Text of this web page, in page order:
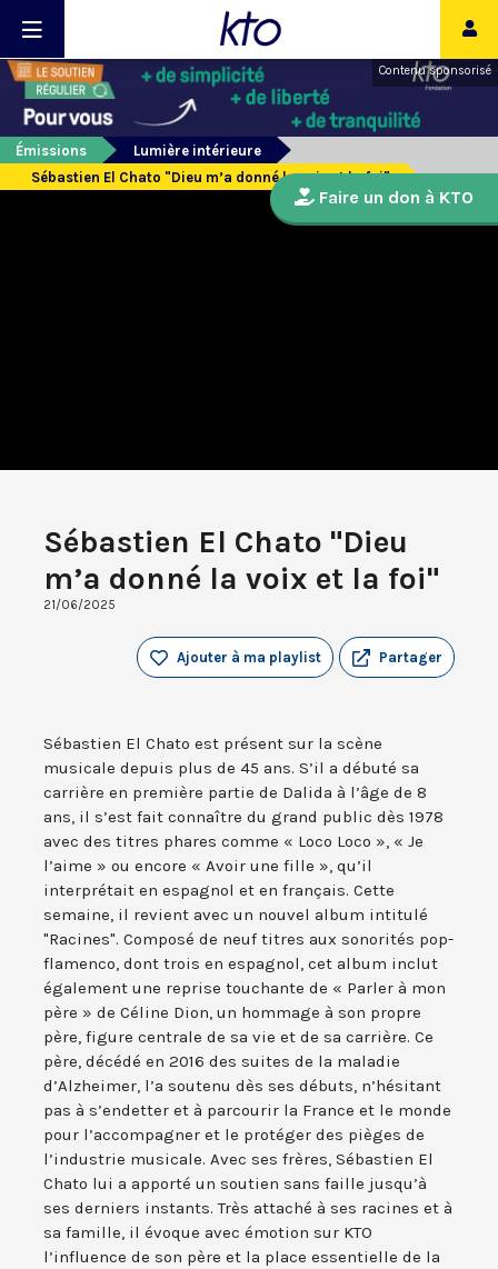
Contenu sponsorisé
Émissions
Lumière intérieure
Sébastien El Chato "Dieu m’a donné la voix et la foi"
Sébastien El Chato "Dieu
m’a donné la voix et la foi"
21/06/2025
Partager
Ajouter à ma playlist
Sébastien El Chato est présent sur la scène
musicale depuis plus de 45 ans. S’il a débuté sa
carrière en première partie de Dalida à l’âge de 8
ans, il s’est fait connaître du grand public dès 1978
avec des titres phares comme « Loco Loco », « Je
l’aime » ou encore « Avoir une fille », qu’il
interprétait en espagnol et en français. Cette
semaine, il revient avec un nouvel album intitulé
"Racines". Composé de neuf titres aux sonorités pop-
flamenco, dont trois en espagnol, cet album inclut
également une reprise touchante de « Parler à mon
père » de Céline Dion, un hommage à son propre
père, figure centrale de sa vie et de sa carrière. Ce
père, décédé en 2016 des suites de la maladie
d’Alzheimer, l’a soutenu dès ses débuts, n’hésitant
pas à s’endetter et à parcourir la France et le monde
pour l’accompagner et le protéger des pièges de
l’industrie musicale. Avec ses frères, Sébastien El
Chato lui a apporté un soutien sans faille jusqu’à
ses derniers instants. Très attaché à ses racines et à
sa famille, il évoque avec émotion sur KTO
l’influence de son père et la place essentielle de la
Faire un don à KTO